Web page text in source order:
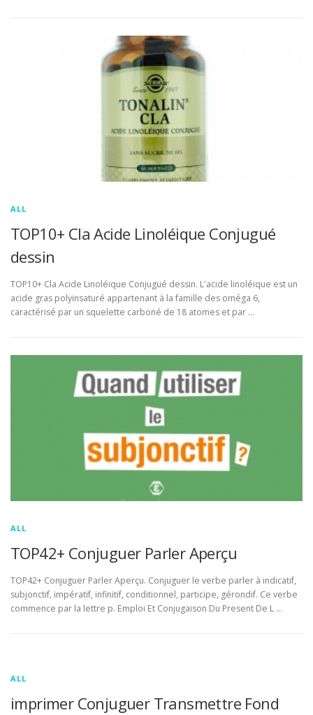
ALL
TOP10+ Cla Acide Linoléique Conjugué
dessin
TOP10+ Cla Acide Linoléique Conjugué dessin. L'acide linoléique est un
acide gras polyinsaturé appartenant à la famille des oméga 6,
caractérisé par un squelette carboné de 18 atomes et par …
ALL
TOP42+ Conjuguer Parler Aperçu
TOP42+ Conjuguer Parler Aperçu. Conjuguer le verbe parler à indicatif,
subjonctif, impératif, infinitif, conditionnel, participe, gérondif. Ce verbe
commence par la lettre p. Emploi Et Conjugaison Du Present De L …
ALL
imprimer Conjuguer Transmettre Fond